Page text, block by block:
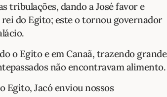
tribulações, dando a José favor e
do Egito; este o tornou governador
o Egito e em Canaã, trazendo grande
não encontravam alimento.
Egito, Jacó enviou nossos